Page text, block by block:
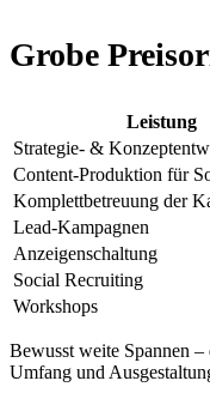
Grobe
Leistung
Strategie- &
Content-Produktion für
Komplettbetreuung der
Lead-Kampagnen
Anzeigenschaltung
Social Recruiting
Workshops
Bewusst weite Spannen
Umfang und